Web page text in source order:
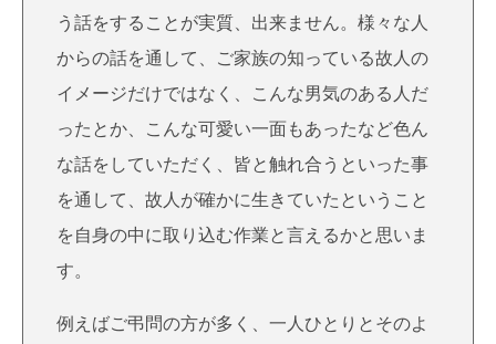
う話をすることが実質、出来ません。様々な人
からの話を通して、ご家族の知っている故人の
イメージだけではなく、こんな男気のある人だ
ったとか、こんな可愛い一面もあったなど色ん
な話をしていただく、皆と触れ合うといった事
を通して、故人が確かに生きていたということ
を自身の中に取り込む作業と言えるかと思いま
す。
例えばご弔問の方が多く、一人ひとりとそのよ